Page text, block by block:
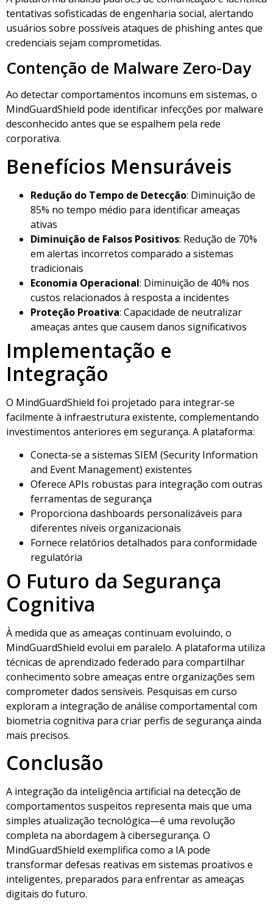
tentativas sofisticadas de engenharia social, alertando
usuários sobre possíveis ataques de phishing antes que
credenciais sejam comprometidas.
Contenção de Malware Zero-Day
Ao detectar comportamentos incomuns em sistemas, o
MindGuardShield pode identificar infecções por malware
desconhecido antes que se espalhem pela rede
corporativa.
Benefícios Mensuráveis
Redução do Tempo de Detecção: Diminuição de
85% no tempo médio para identificar ameaças
ativas
Diminuição de Falsos Positivos: Redução de 70%
em alertas incorretos comparado a sistemas
tradicionais
Economia Operacional: Diminuição de 40% nos
custos relacionados à resposta a incidentes
Proteção Proativa: Capacidade de neutralizar
ameaças antes que causem danos significativos
Implementação e
Integração
O MindGuardShield foi projetado para integrar-se
facilmente à infraestrutura existente, complementando
investimentos anteriores em segurança. A plataforma:
Conecta-se a sistemas SIEM (Security Information
and Event Management) existentes
Oferece APIs robustas para integração com outras
ferramentas de segurança
Proporciona dashboards personalizáveis para
diferentes níveis organizacionais
Fornece relatórios detalhados para conformidade
regulatória
O Futuro da Segurança
Cognitiva
À medida que as ameaças continuam evoluindo, o
MindGuardShield evolui em paralelo. A plataforma utiliza
técnicas de aprendizado federado para compartilhar
conhecimento sobre ameaças entre organizações sem
comprometer dados sensíveis. Pesquisas em curso
exploram a integração de análise comportamental com
biometria cognitiva para criar perfis de segurança ainda
mais precisos.
Conclusão
A integração da inteligência artificial na detecção de
comportamentos suspeitos representa mais que uma
simples atualização tecnológica—é uma revolução
completa na abordagem à cibersegurança. O
MindGuardShield exemplifica como a IA pode
transformar defesas reativas em sistemas proativos e
inteligentes, preparados para enfrentar as ameaças
digitais do futuro.